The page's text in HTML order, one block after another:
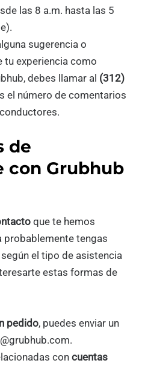
las 8 a.m. hasta las 5
sugerencia o
experiencia como
debes llamar al (312)
el número de comentarios
de
con Grubhub
que te hemos
probablemente tengas
el tipo de asistencia
estas formas de
pedido, puedes enviar un
con cuentas